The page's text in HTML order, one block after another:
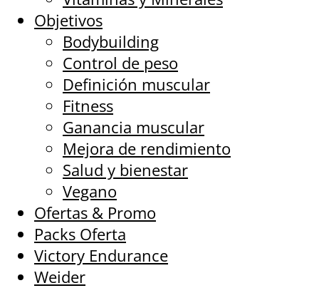
Objetivos
Bodybuilding
Control de peso
Definición muscular
Fitness
Ganancia muscular
Mejora de rendimiento
Salud y bienestar
Vegano
Ofertas & Promo
Packs Oferta
Victory Endurance
Weider